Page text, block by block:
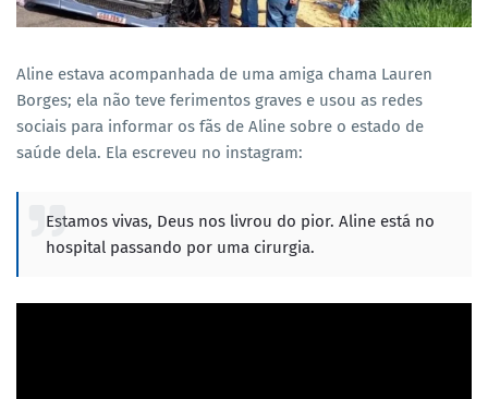
Aline estava acompanhada de uma amiga chama Lauren
Borges; ela não teve ferimentos graves e usou as redes
sociais para informar os fãs de Aline sobre o estado de
saúde dela. Ela escreveu no instagram:
Estamos vivas, Deus nos livrou do pior. Aline está no
hospital passando por uma cirurgia.